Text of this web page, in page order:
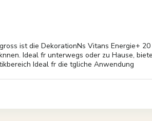
ist die DekorationNs Vitans Energie+
Ideal fr unterwegs oder zu Hause,
Ideal fr die tgliche Anwendung